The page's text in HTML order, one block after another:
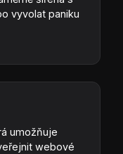
vyvolat paniku
umožňuje
webové